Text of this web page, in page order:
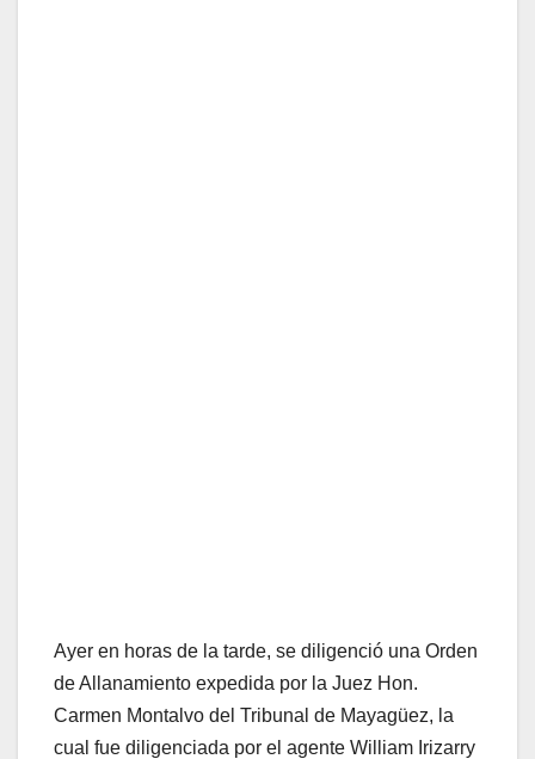
Ayer en horas de la tarde, se diligenció una Orden
de Allanamiento expedida por la Juez Hon.
Carmen Montalvo del Tribunal de Mayagüez, la
cual fue diligenciada por el agente William Irizarry